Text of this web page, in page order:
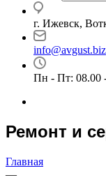
г. Ижевск,
info@avgust.biz
Пн - Пт: 08.00
Ремонт и
Главная
—